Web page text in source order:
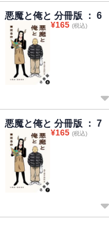
悪魔と俺と 分冊版 ： 6
¥165 (税込)
悪魔と俺と 分冊版 ： 7
¥165 (税込)